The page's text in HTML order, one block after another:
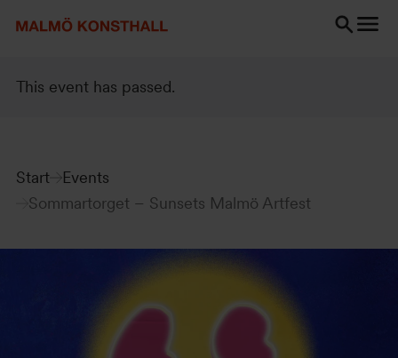
This event has passed.
Start
Events
Sommartorget – Sunsets Malmö Artfest